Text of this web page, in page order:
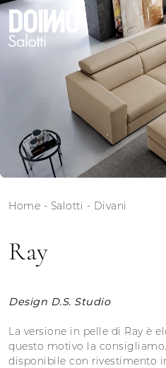
Home - Salotti - Divani
Ray
Design D.S. Studio
La versione in pelle di Ray è
questo motivo la
disponibile con rivestimento